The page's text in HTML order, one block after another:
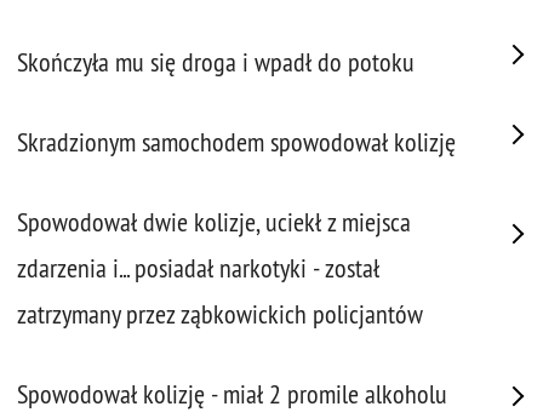
Skończyła mu się droga i wpadł do potoku
Skradzionym samochodem spowodował kolizję
Spowodował dwie kolizje, uciekł z miejsca
zdarzenia i... posiadał narkotyki - został
zatrzymany przez ząbkowickich policjantów
Spowodował kolizję - miał 2 promile alkoholu